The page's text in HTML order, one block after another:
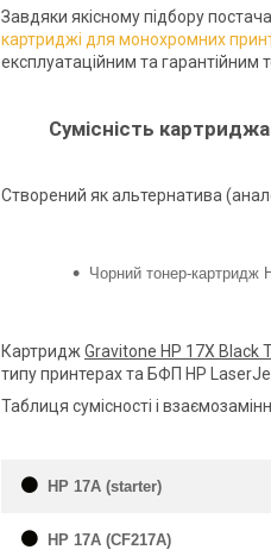
Завдяки якісному підбору
картриджі для монохромних
експлуатаційним та гарантійним
Сумісність картриджа
Створений як альтернатива
Чорний тонер-картридж
Картридж Gravitone HP 17X Black
типу принтерах та БФП HP LaserJet
Таблиця сумісності і
HP 17A (starter)
HP 17A (CF217A)